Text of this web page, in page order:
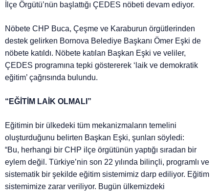
İlçe Örgütü’nün başlattığı ÇEDES nöbeti devam ediyor.
Nöbete CHP Buca, Çeşme ve Karaburun örgütlerinden
destek gelirken Bornova Belediye Başkanı Ömer Eşki de
nöbete katıldı. Nöbete katılan Başkan Eşki ve veliler,
ÇEDES programına tepki göstererek ‘laik ve demokratik
eğitim’ çağrısında bulundu.
“EĞİTİM LAİK OLMALI”
Eğitimin bir ülkedeki tüm mekanizmaların temelini
oluşturduğunu belirten Başkan Eşki, şunları söyledi:
“Bu, herhangi bir CHP ilçe örgütünün yaptığı sıradan bir
eylem değil. Türkiye’nin son 22 yılında bilinçli, programlı ve
sistematik bir şekilde eğitim sistemimiz darp ediliyor. Eğitim
sistemimize zarar veriliyor. Bugün ülkemizdeki